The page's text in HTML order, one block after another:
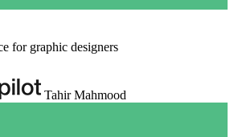
for graphic designers
Tahir Mahmood